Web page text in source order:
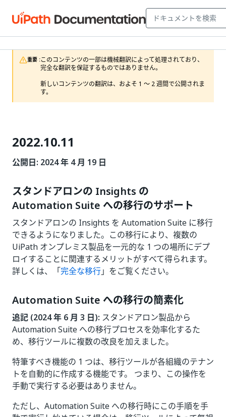
重要 :このコンテンツの一部は機械翻訳によって処理されており、
完全な翻訳を保証するものではありません。
新しいコンテンツの翻訳は、およそ 1 ～ 2 週間で公開されま
す。
2022.10.11
公開日: 2024 年 4 月 19 日
スタンドアロンの Insights の
Automation Suite への移行のサポート
スタンドアロンの Insights を Automation Suite に移行
できるようになりました。この移行により、複数の
UiPath オンプレミス製品を一元的な 1 つの場所にデプ
ロイすることに関連するメリットがすべて得られます。
詳しくは、「完全な移行」をご覧ください。
Automation Suite への移行の簡素化
追記 (2024 年 6 月 3 日): スタンドアロン製品から
Automation Suite への移行プロセスを効率化するた
め、移行ツールに複数の改良を加えました。
特筆すべき機能の 1 つは、移行ツールが各組織のテナン
トを自動的に作成する機能です。 つまり、この操作を
手動で実行する必要はありません。
ただし、Automation Suite への移行時にこの手順を手